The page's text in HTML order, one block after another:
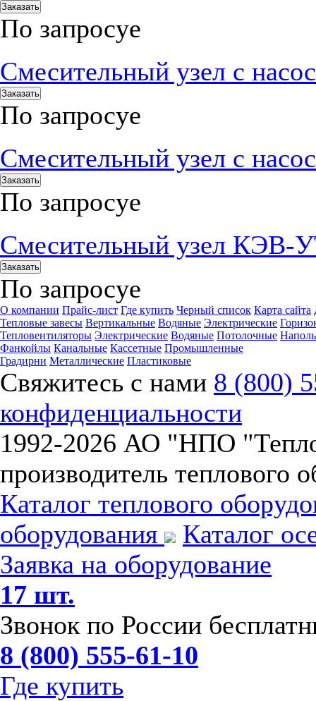
Заказать
По запросуе
Смесительный узел с
Заказать
По запросуе
Смесительный узел с
Заказать
По запросуе
Смесительный узел КЭВ-
Заказать
По запросуе
О компании Прайс-лист Где купить Черный список Карта сайта
Тепловые завесы Вертикальные Водяные Электрические
Тепловентиляторы Электрические Водяные Потолочные
Фанкойлы Канальные Кассетные Промышленные
Градирни Металлические Пластиковые
Свяжитесь с нами 8 (800)
конфиденциальности
1992-2026 АО "НПО
производитель теплового
Каталог теплового
оборудования
Каталог
Заявка на оборудование
17 шт.
Звонок по России
8 (800) 555-61-10
Где купить